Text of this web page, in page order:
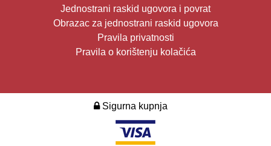
Jednostrani raskid ugovora i povrat
Obrazac za jednostrani raskid ugovora
Pravila privatnosti
Pravila o korištenju kolačića
Sigurna kupnja